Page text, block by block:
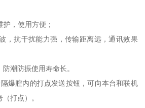
，使用方便；
，抗干扰能力强，传输距离远，通讯效果
潮防振使用寿命长。
爆腔内的打点发送按钮，可向本台和联机
打点）。